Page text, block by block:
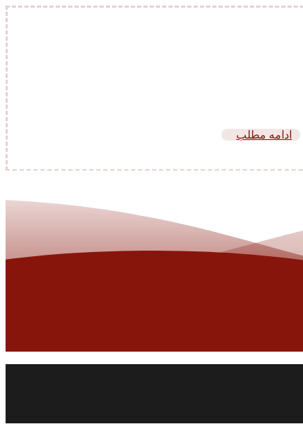
ادامه مطلب